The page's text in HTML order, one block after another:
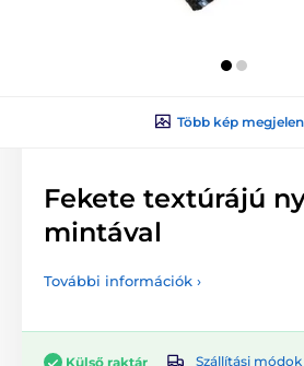
Több kép
Fekete textúrájú
mintával
További információk ›
Külső raktár
Szállítási módok